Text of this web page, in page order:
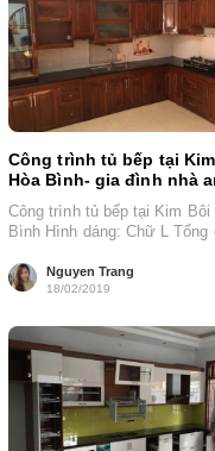
Công trình tủ bếp tại
Hòa Bình- gia đình nhà
Công trình tủ bếp tại Kim Bôi
Bình Hình dáng: Chữ L Tổng
Nguyen Trang
18/02/2019